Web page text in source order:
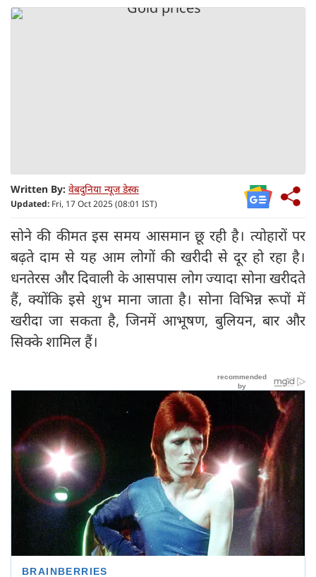
Written By: वेबदुनिया न्यूज डेस्क
Updated: Fri, 17 Oct 2025 (08:01 IST)
सोने की कीमत इस समय आसमान छू रही है। त्योहारों पर
बढ़ते दाम से यह आम लोगों की खरीदी से दूर हो रहा है।
धनतेरस और दिवाली के आसपास लोग ज्यादा सोना खरीदते
हैं, क्योंकि इसे शुभ माना जाता है। सोना विभिन्न रूपों में
खरीदा जा सकता है, जिनमें आभूषण, बुलियन, बार और
सिक्के शामिल हैं।